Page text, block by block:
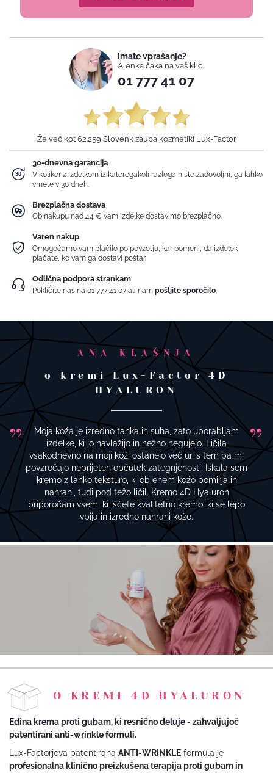
Imate vprašanje?
Alenka čaka na vaš klic.
01 777 41 07
Že več kot 62.259 Slovenk zaupa kozmetiki Lux-Factor
30-dnevna garancija
V kolikor z izdelkom iz kateregakoli razloga niste zadovoljni, ga lahko
vrnete v 30 dneh.
Brezplačna dostava
Ob nakupu nad 44 € vam izdelke dostavimo brezplačno.
Varen nakup
Omogočamo vam plačilo po povzetju, kar pomeni, da izdelek
plačate, ko vam ga dostavi poštar.
Odlična podpora strankam
Pokličite nas na01 777 41 07 ali nampošljite sporočilo
ANA KLAŠNJA
o kremi Lux-Factor 4D
HYALURON
Moja koža je izredno tanka in suha, zato uporabljam
izdelke, ki jo navlažijo in nežno negujejo. Ličila
vsakodnevno na moji koži ostanejo več ur, s tem pa mi
povzročajo neprijeten občutek zategnjenosti. Iskala sem
kremo z lahko teksturo, ki ob enem kožo pomirja in
nahrani, tudi pod težo ličil. Kremo 4D Hyaluron
priporočam vsem, ki iščete kvalitetno kremo, ki se lepo
vpija in izredno nahrani kožo.
O KREMI 4D HYALURON
Edina krema proti gubam, ki resnično deluje - zahvaljujoč
patentirani anti-wrinkle formuli.
Lux-Factorjeva patentirana ANTI-WRINKLE formula je
profesionalna klinično preizkušena terapija proti gubam in